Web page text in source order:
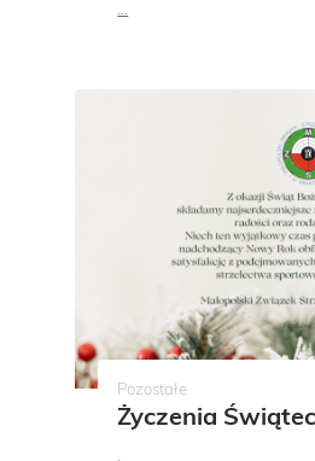
Pozostałe
Życzenia